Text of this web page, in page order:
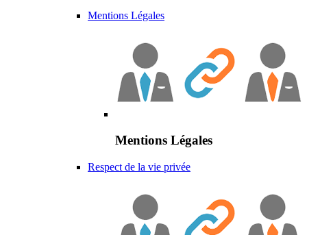
Mentions Légales
Mentions Légales
Respect de la vie privée